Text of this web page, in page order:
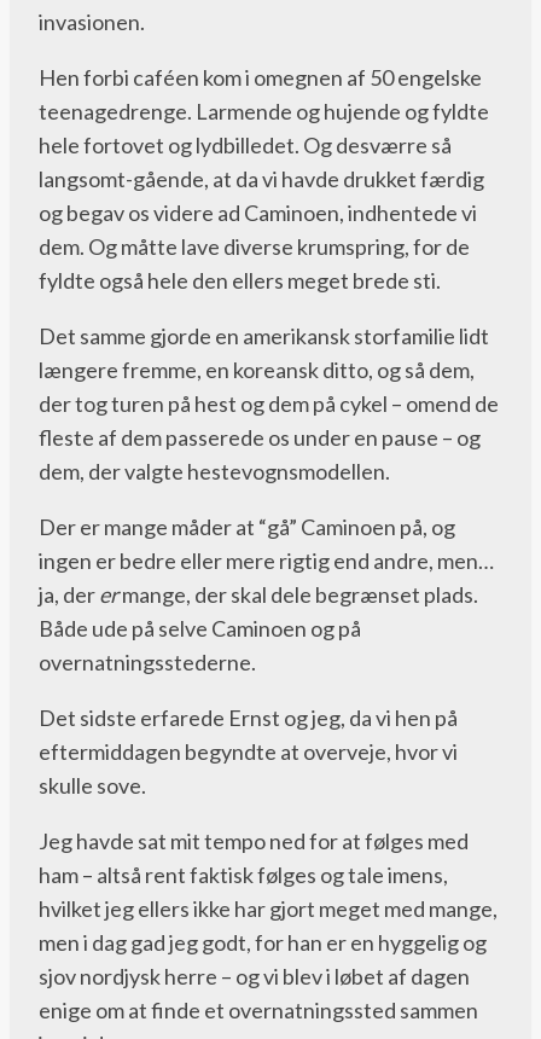
invasionen.
Hen forbi caféen kom i omegnen af 50 engelske
teenagedrenge. Larmende og hujende og fyldte
hele fortovet og lydbilledet. Og desværre så
langsomt-gående, at da vi havde drukket færdig
og begav os videre ad Caminoen, indhentede vi
dem. Og måtte lave diverse krumspring, for de
fyldte også hele den ellers meget brede sti.
Det samme gjorde en amerikansk storfamilie lidt
længere fremme, en koreansk ditto, og så dem,
der tog turen på hest og dem på cykel – omend de
fleste af dem passerede os under en pause – og
dem, der valgte hestevognsmodellen.
Der er mange måder at “gå” Caminoen på, og
ingen er bedre eller mere rigtig end andre, men…
ja, derermange, der skal dele begrænset plads.
Både ude på selve Caminoen og på
overnatningsstederne.
Det sidste erfarede Ernst og jeg, da vi hen på
eftermiddagen begyndte at overveje, hvor vi
skulle sove.
Jeg havde sat mit tempo ned for at følges med
ham – altså rent faktisk følges og tale imens,
hvilket jeg ellers ikke har gjort meget med mange,
men i dag gad jeg godt, for han er en hyggelig og
sjov nordjysk herre – og vi blev i løbet af dagen
enige om at finde et overnatningssted sammen